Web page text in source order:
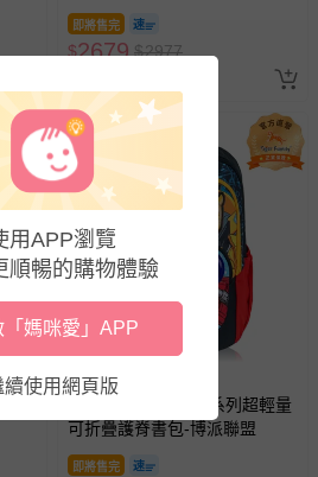
│Kanga 大掛包 【團購優惠】-
贈三件組 (野餐墊+小掛包+彩色
筆)-款式隨機，送完以其他替代
即將售完
$2679 $2977
收
滿1件9折
Tiger Family - 捷樂系列超輕量
可折疊護脊書包-博派聯盟
即將售完
用APP瀏覽
順暢的購物體驗
「媽咪愛」APP
續使用網頁版